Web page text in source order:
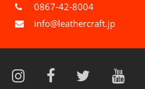
0867-42-8004
info@leathercraft.jp